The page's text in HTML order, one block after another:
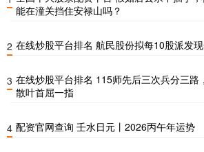
能在潼关挡住安禄山吗？
2 在线炒股平台排名 航民股份拟每10股派发
3 在线炒股平台排名 115师先后三次兵分三路
散叶首屈一指
4 配资官网查询 壬水日元丨2026丙午年运势